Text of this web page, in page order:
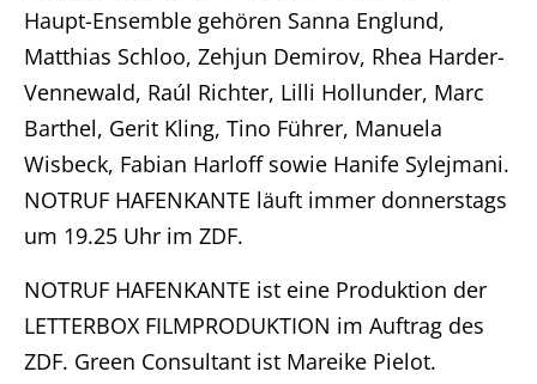
Haupt-Ensemble gehören Sanna Englund,
Matthias Schloo, Zehjun Demirov, Rhea Harder-
Vennewald, Raúl Richter, Lilli Hollunder, Marc
Barthel, Gerit Kling, Tino Führer, Manuela
Wisbeck, Fabian Harloff sowie Hanife Sylejmani.
NOTRUF HAFENKANTE läuft immer donnerstags
um 19.25 Uhr im ZDF.
NOTRUF HAFENKANTE ist eine Produktion der
LETTERBOX FILMPRODUKTION im Auftrag des
ZDF. Green Consultant ist Mareike Pielot.
Impressum